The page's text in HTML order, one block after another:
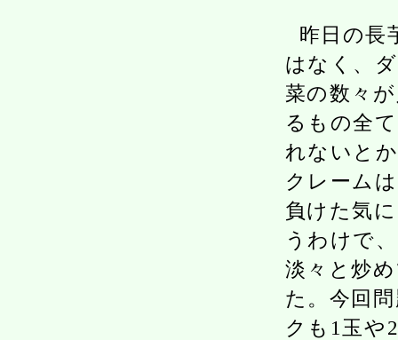
昨日の長
はなく、
菜の数々
るもの全
れないと
クレーム
負けた気
うわけで
淡々と炒
た。今回
クも1玉や